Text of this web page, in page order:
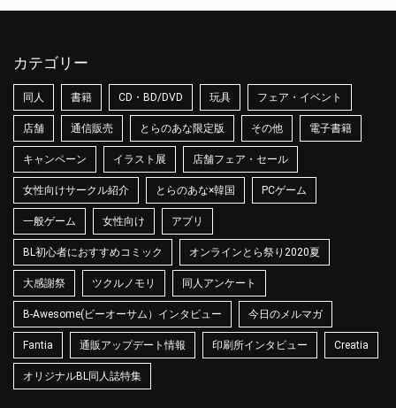
カテゴリー
同人 書籍 CD・BD/DVD 玩具 フェア・イベント
店舗 通信販売 とらのあな限定版 その他 電子書籍
キャンペーン イラスト展 店舗フェア・セール
女性向けサークル紹介 とらのあな×韓国 PCゲーム
一般ゲーム 女性向け アプリ
BL初心者におすすめコミック オンラインとら祭り2020夏
大感謝祭 ツクルノモリ 同人アンケート
B-Awesome(ビーオーサム）インタビュー 今日のメルマガ
Fantia 通販アップデート情報 印刷所インタビュー Creatia
オリジナルBL同人誌特集